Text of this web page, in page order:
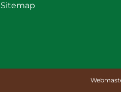
Sitemap